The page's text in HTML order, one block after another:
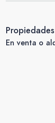
En venta o